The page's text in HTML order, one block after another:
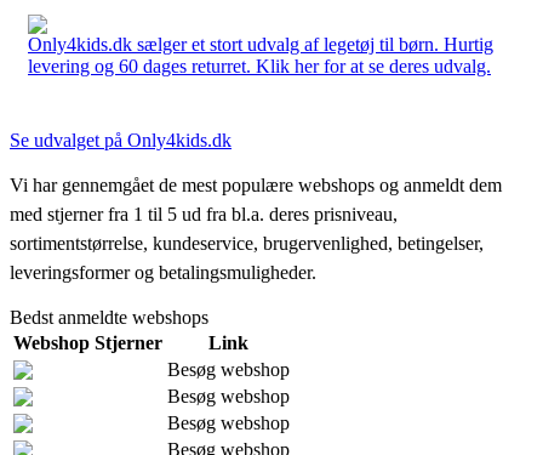
Only4kids.dk sælger et stort udvalg af legetøj til børn. Hurtig
levering og 60 dages returret. Klik her for at se deres udvalg.
Se udvalget på Only4kids.dk
Vi har gennemgået de mest populære webshops og anmeldt dem
med stjerner fra 1 til 5 ud fra bl.a. deres prisniveau,
sortimentstørrelse, kundeservice, brugervenlighed, betingelser,
leveringsformer og betalingsmuligheder.
Bedst anmeldte webshops
Webshop Stjerner
Link
Besøg webshop
Besøg webshop
Besøg webshop
Besøg webshop